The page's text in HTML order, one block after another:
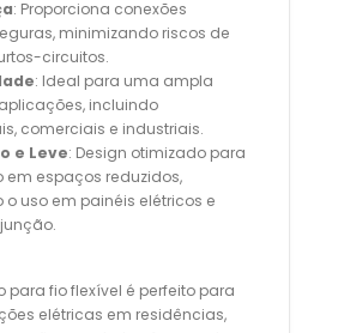
: Proporciona conexões
minimizando riscos de
circuitos.
: Ideal para uma ampla
incluindo
comerciais e industriais.
e Leve: Design otimizado para
em espaços reduzidos,
uso em painéis elétricos e
para fio flexível é perfeito para
elétricas em residências,